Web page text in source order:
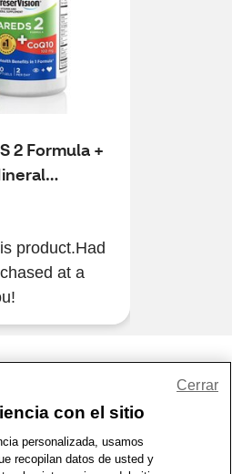
2 Formula +
product.Had
at a
| Términos de Uso | Accesibilidad
WA Privacy Policy | Mapa del sitio
con el sitio
personalizada, usamos
recopilan datos de usted y
Cerrar